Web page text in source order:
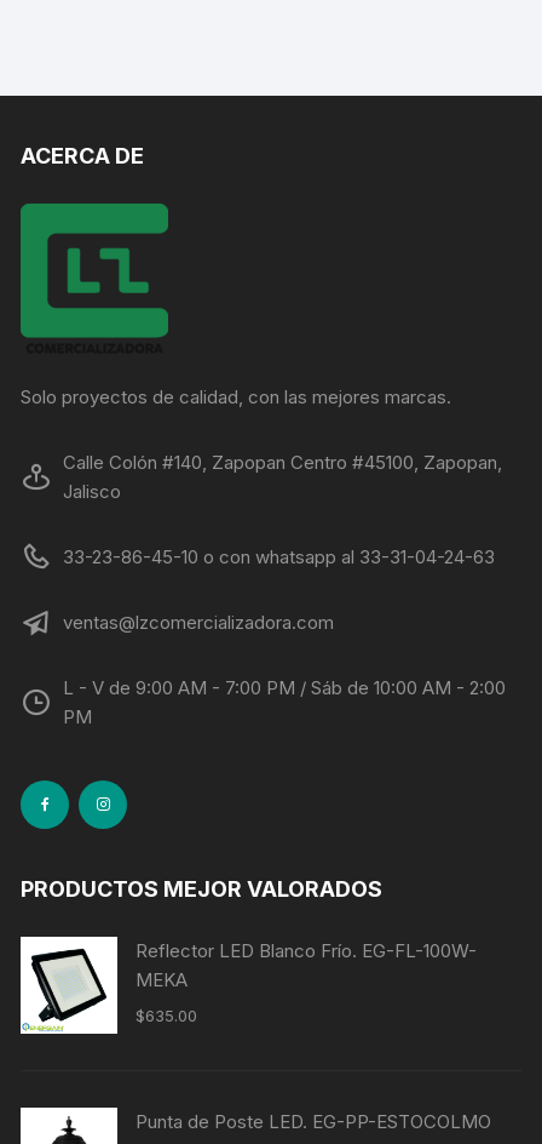
ACERCA DE
Solo proyectos de calidad, con las mejores marcas.
Calle Colón #140, Zapopan Centro #45100, Zapopan,
Jalisco
33-23-86-45-10 o con whatsapp al 33-31-04-24-63
ventas@lzcomercializadora.com
L - V de 9:00 AM - 7:00 PM / Sáb de 10:00 AM - 2:00
PM
PRODUCTOS MEJOR VALORADOS
Reflector LED Blanco Frío. EG-FL-100W-
MEKA
$635.00
Punta de Poste LED. EG-PP-ESTOCOLMO